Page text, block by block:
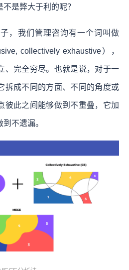
是弊大于利的呢？
，我们管理咨询有一个词叫做
collectively exhaustive），
、完全穷尽。也就是说，对于一
拆成不同的方面、不同的角度或
彼此之间能够做到不重叠，它加
不遗漏。